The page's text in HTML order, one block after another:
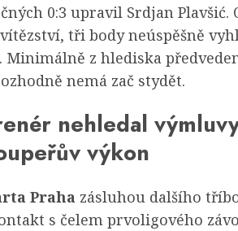
0:3 upravil Srdjan Plavšić.
tři body neúspěšně
Minimálně z hlediska
nemá zač stydět.
nehledal
výkon
Praha zásluhou dalšího
s čelem prvoligového